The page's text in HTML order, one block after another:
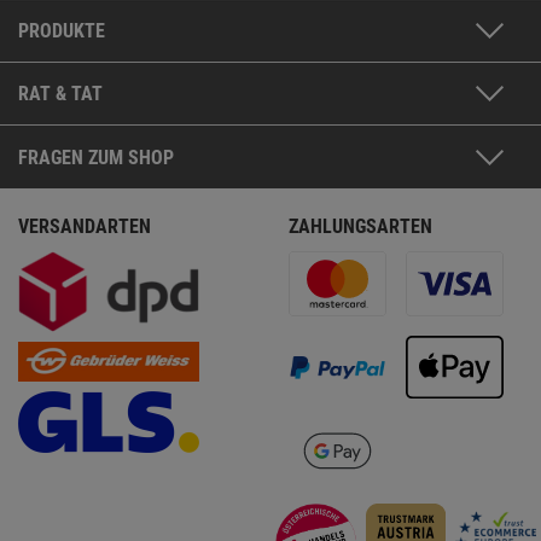
PRODUKTE
RAT & TAT
FRAGEN ZUM SHOP
VERSANDARTEN ZAHLUNGSARTEN